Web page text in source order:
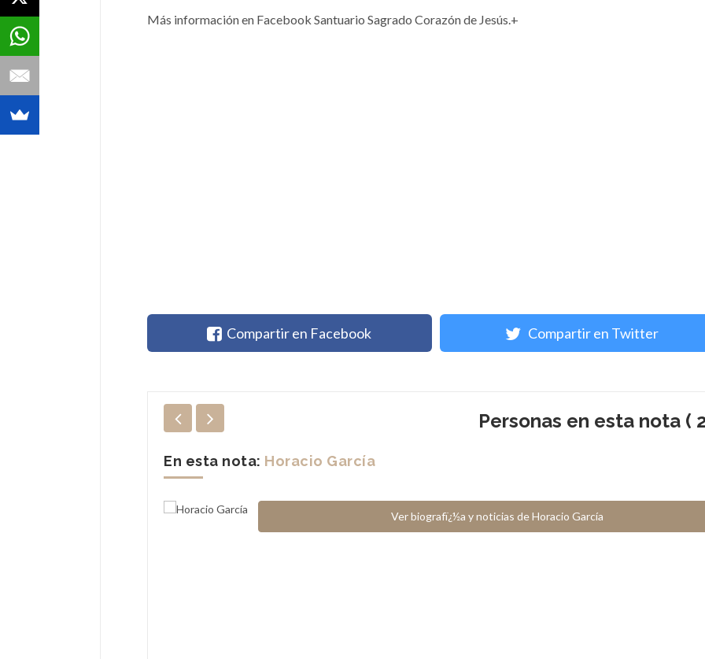
Más información en Facebook Santuario Sagrado Corazón de Jesús.+
Compartir en Facebook Compartir en Twitter
Personas en esta nota (
En esta nota: Horacio García
Ver biografï¿½a y noticias de Horacio García